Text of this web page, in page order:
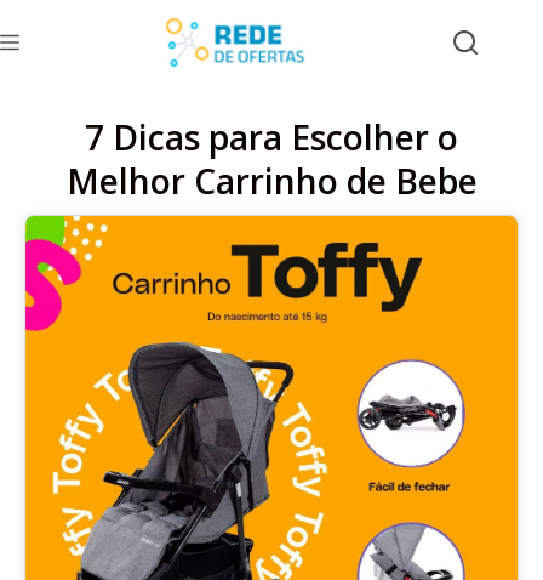
7 Dicas para Escolher o
Melhor Carrinho de Bebe